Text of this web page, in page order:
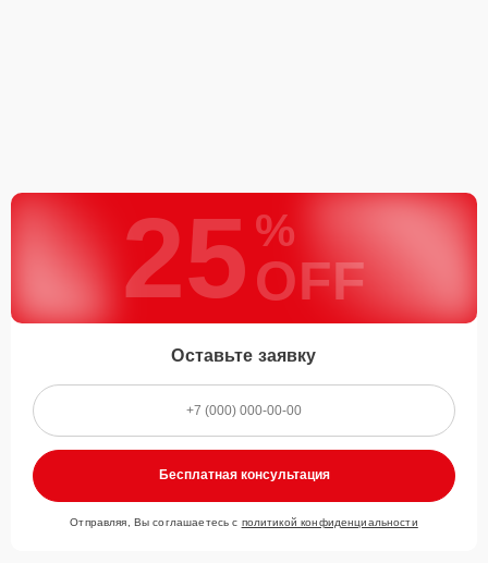
25 %
OFF
Оставьте заявку
Бесплатная консультация
Отправляя, Вы соглашаетесь с политикой конфиденциальности